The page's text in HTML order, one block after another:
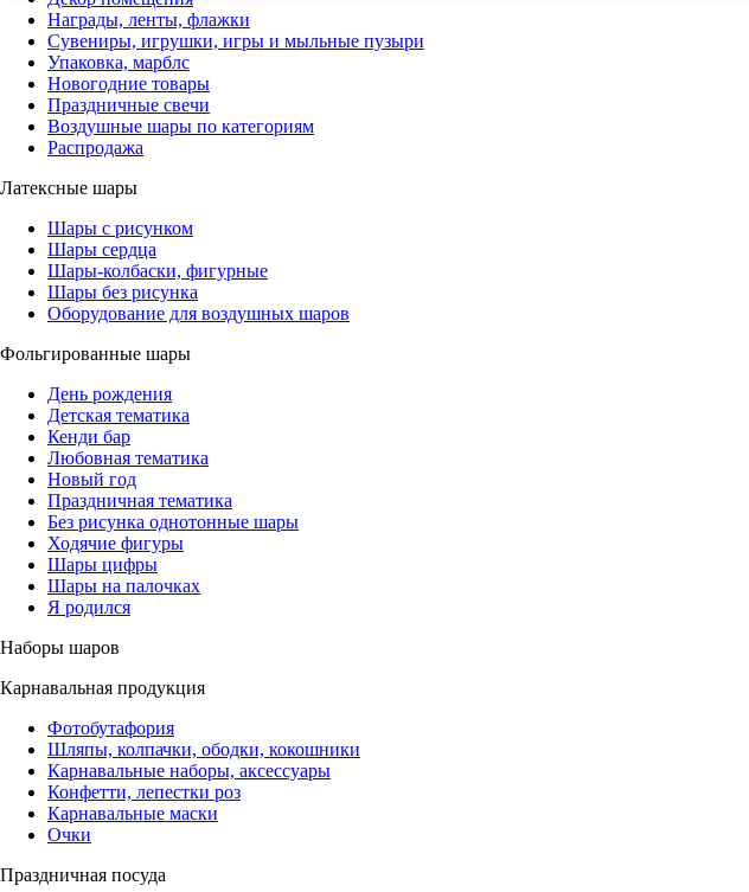
Награды, ленты, флажки
Сувениры, игрушки, игры и мыльные пузыри
Упаковка, марблс
Новогодние товары
Праздничные свечи
Воздушные шары по категориям
Распродажа
Латексные шары
Шары с рисунком
Шары сердца
Шары-колбаски, фигурные
Шары без рисунка
Оборудование для воздушных шаров
Фольгированные шары
День рождения
Детская тематика
Кенди бар
Любовная тематика
Новый год
Праздничная тематика
Без рисунка однотонные шары
Ходячие фигуры
Шары цифры
Шары на палочках
Я родился
Наборы шаров
Карнавальная продукция
Фотобутафория
Шляпы, колпачки, ободки, кокошники
Карнавальные наборы, аксессуары
Конфетти, лепестки роз
Карнавальные маски
Очки
Праздничная посуда